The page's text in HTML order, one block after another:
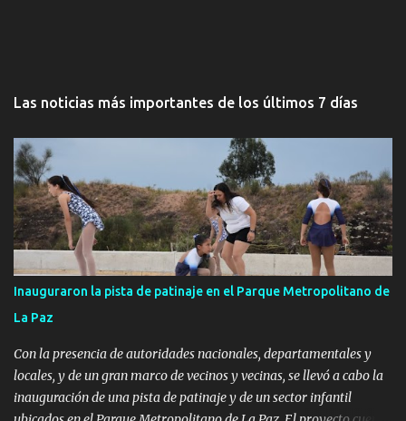
Las noticias más importantes de los últimos 7 días
Inauguraron la pista de patinaje en el Parque Metropolitano de
La Paz
Con la presencia de autoridades nacionales, departamentales y
locales, y de un gran marco de vecinos y vecinas, se llevó a cabo la
inauguración de una pista de patinaje y de un sector infantil